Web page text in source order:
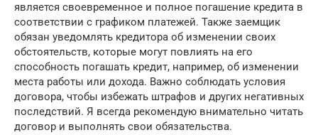
является своевременное и полное погашение кредита в
соответствии с графиком платежей. Также заемщик
обязан уведомлять кредитора об изменении своих
обстоятельств, которые могут повлиять на его
способность погашать кредит, например, об изменении
места работы или дохода. Важно соблюдать условия
договора, чтобы избежать штрафов и других негативных
последствий. Я всегда рекомендую внимательно читать
договор и выполнять свои обязательства.